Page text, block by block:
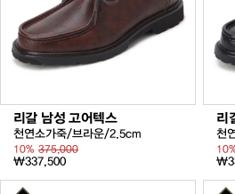
리갈 남성 고어텍스
천연소가죽/브라운/2.5cm
10% 375,000
₩337,500
리
천